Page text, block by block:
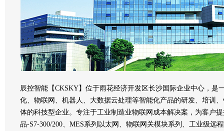
辰控智能【CKSKY】位于雨花经济开发区长沙国际企业中心，是
化、物联网、机器人、大数据云处理等智能化产品的研发、培训
体的科技型企业。专注于工业制造业物联网成本解决案，为客户
品-S7-300/200、MES系列以太网、物联网关模块系列、工业级远